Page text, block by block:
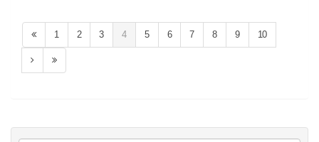
1 2 3 4 5 6 7 8 9 10